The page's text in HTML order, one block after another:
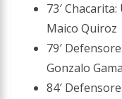
73′
Maico Quiroz
79′
Gonzalo
84′